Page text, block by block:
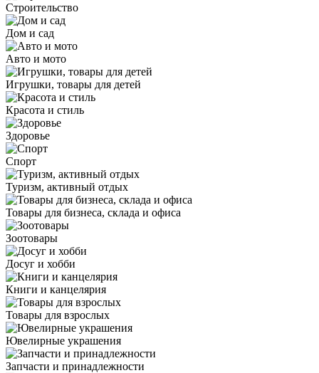
Строительство
Дом и сад
Авто и мото
Игрушки, товары для детей
Красота и стиль
Здоровье
Спорт
Туризм, активный отдых
Товары для бизнеса, склада и офиса
Зоотовары
Досуг и хобби
Книги и канцелярия
Товары для взрослых
Ювелирные украшения
Запчасти и принадлежности